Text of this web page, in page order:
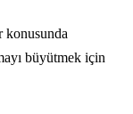
konusunda
büyütmek için